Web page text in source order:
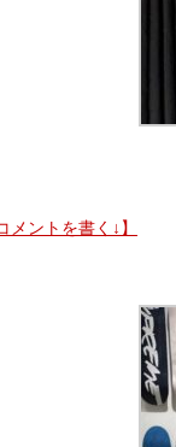
メントを書く↓】